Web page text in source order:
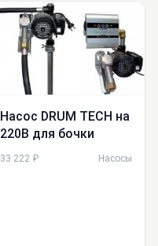
Насос DRUM TECH на
220В для бочки
33 222 ₽ Насосы